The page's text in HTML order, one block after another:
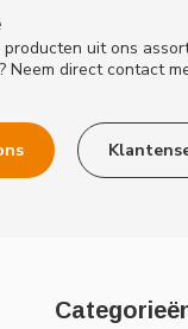
uit ons
Neem direct contact